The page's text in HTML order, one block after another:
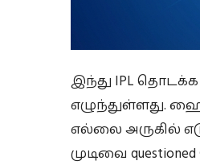
இந்து IPL தொடக்க
எழுந்துள்ளது.
எல்லை அருகில்
முடிவை